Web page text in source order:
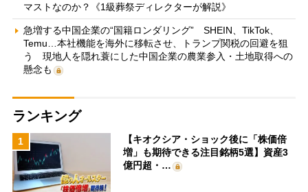
マストなのか？《1級葬祭ディレクターが解説》
急増する中国企業の“国籍ロンダリング” SHEIN、TikTok、
Temu…本社機能を海外に移転させ、トランプ関税の回避を狙
う 現地人を隠れ蓑にした中国企業の農業参入・土地取得への
懸念も
ランキング
1
【キオクシア・ショック後に「株価倍
増」も期待できる注目銘柄5選】資産3
億円超・…